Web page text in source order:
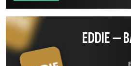
EDDIE